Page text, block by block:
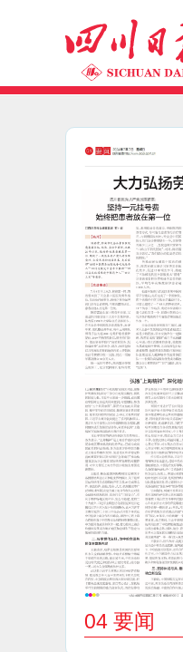
04 要闻